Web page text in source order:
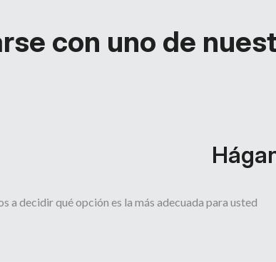
con uno de
a decidir qué opción es la más adecuada para usted